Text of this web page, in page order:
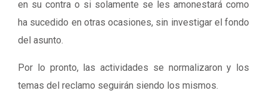
en su contra o si solamente se les amonestará como
ha sucedido en otras ocasiones, sin investigar el fondo
del asunto.
Por lo pronto, las actividades se normalizaron y los
temas del reclamo seguirán siendo los mismos.